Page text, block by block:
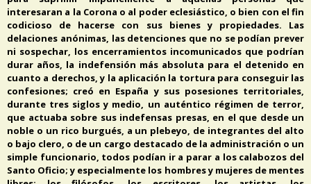
interesaran a la Corona o al poder eclesiástico, o bien con el fin
codicioso de hacerse con sus bienes y propiedades. Las
delaciones anónimas, las detenciones que no se podían prever
ni sospechar, los encerramientos incomunicados que podrían
durar años, la indefensión más absoluta para el detenido en
cuanto a derechos, y la aplicación la tortura para conseguir las
confesiones; creó en España y sus posesiones territoriales,
durante tres siglos y medio, un auténtico régimen de terror,
que actuaba sobre sus indefensas presas, en el que desde un
noble o un rico burgués, a un plebeyo, de integrantes del alto
o bajo clero, o de un cargo destacado de la administración o un
simple funcionario, todos podían ir a parar a los calabozos del
Santo Oficio; y especialmente los hombres y mujeres de mentes